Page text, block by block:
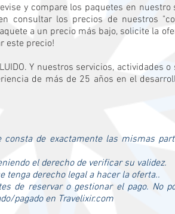
y compare los paquetes en nuestro
consultar los precios de nuestros
a un precio más bajo, solicite la
este precio!
Y nuestros servicios, actividades
de más de 25 años en el
de exactamente las mismas
el derecho de verificar su validez.
tenga derecho legal a hacer la oferta..
de reservar o gestionar el pago. No
pagado en Travelixir.com